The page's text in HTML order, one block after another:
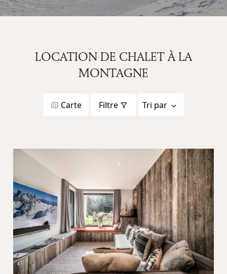
LOCATION DE CHALET À LA
MONTAGNE
Carte Filtre Tri par
Previous Next